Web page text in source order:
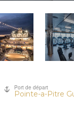
Port de départ
Pointe-a-Pitre